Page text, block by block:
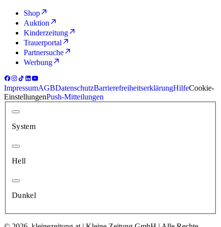
Shop
Auktion
Kinderzeitung
Trauerportal
Partnersuche
Werbung
ImpressumAGBDatenschutzBarrierefreiheitserklärungHilfeCookie-
EinstellungenPush-Mitteilungen
System
Hell
Dunkel